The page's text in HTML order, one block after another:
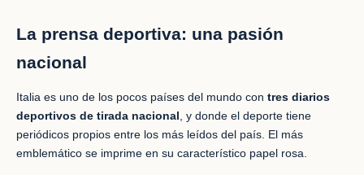
La prensa deportiva: una pasión
nacional
Italia es uno de los pocos países del mundo con tres diarios
deportivos de tirada nacional , y donde el deporte tiene
periódicos propios entre los más leídos del país. El más
emblemático se imprime en su característico papel rosa.